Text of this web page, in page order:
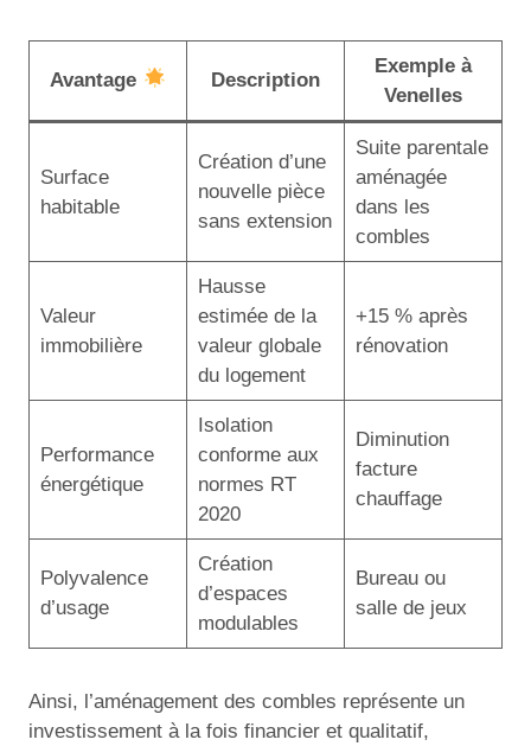
Avantage Description
Exemple à
Venelles
Surface
habitable
Création d’une
nouvelle pièce
sans extension
Suite parentale
aménagée
dans les
combles
Valeur
immobilière
Hausse
estimée de la
valeur globale
du logement
+15 % après
rénovation
Performance
énergétique
Isolation
conforme aux
normes RT
2020
Diminution
facture
chauffage
Polyvalence
d’usage
Création
d’espaces
modulables
Bureau ou
salle de jeux
Ainsi, l’aménagement des combles représente un
investissement à la fois financier et qualitatif,